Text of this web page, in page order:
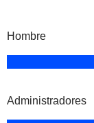
Hombre
Administradores